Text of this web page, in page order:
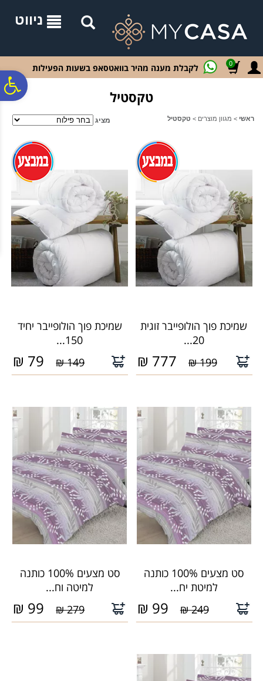
נגישות
אתר
המרכזי
ניווט
לקבלת מענה מהיר בוואטסאפ בשעות הפעילות 0
טקסטיל
ראשי > מגוון מוצרים > טקסטיל מציג
שמיכת פוך הולופייבר זוגית
20...
199 ₪
777
₪
שמיכת פוך הולופייבר יחיד
150...
149 ₪
79
₪
סט מצעים 100% כותנה
למיטת יח...
249 ₪
99
₪
סט מצעים 100% כותנה
למיטה וח...
279 ₪
99
₪